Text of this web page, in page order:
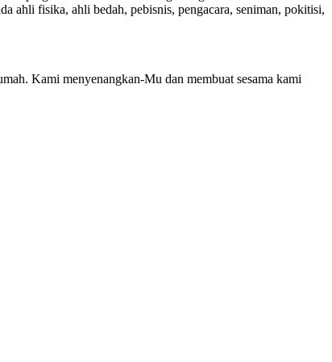
ahli fisika, ahli bedah, pebisnis, pengacara, seniman, pokitisi,
Kami menyenangkan-Mu dan membuat sesama kami